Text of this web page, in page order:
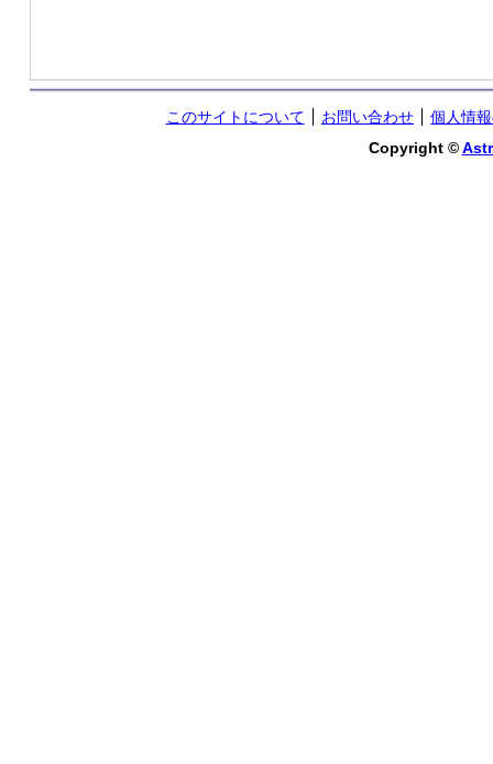
このサイトについて お問い合わせ
個人情
Copyright ©